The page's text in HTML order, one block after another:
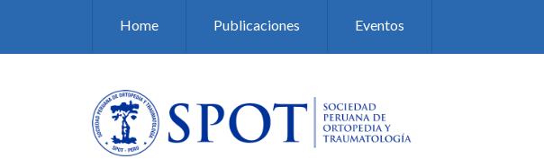
Home Publicaciones Eventos